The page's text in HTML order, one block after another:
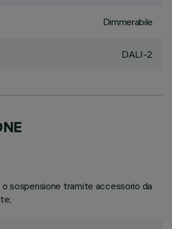
Dimmerabile
DALI-2
sospensione tramite accessorio da